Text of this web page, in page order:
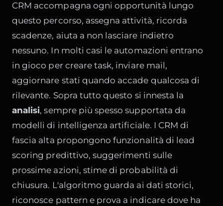
CRM accompagna ogni opportunità lungo
questo percorso, assegna attività, ricorda
scadenze, aiuta a non lasciare indietro
nessuno. In molti casi le automazioni entrano
in gioco per creare task, inviare mail,
aggiornare stati quando accade qualcosa di
rilevante. Sopra tutto questo si innesta la
analisi, sempre più spesso supportata da
modelli di intelligenza artificiale. I CRM di
fascia alta propongono funzionalità di lead
scoring predittivo, suggerimenti sulle
prossime azioni, stime di probabilità di
chiusura. L'algoritmo guarda ai dati storici,
riconosce pattern e prova a indicare dove ha